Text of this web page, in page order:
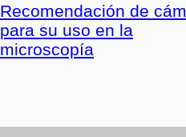
Recomendación de
para su uso en la
microscopía